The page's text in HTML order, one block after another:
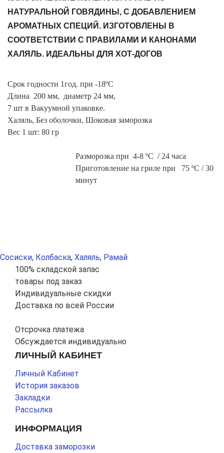
НАТУРАЛЬНОЙ ГОВЯДИНЫ, С ДОБАВЛЕНИЕМ
АРОМАТНЫХ СПЕЦИЙ. ИЗГОТОВЛЕНЫ В
СООТВЕТСТВИИ С ПРАВИЛАМИ И КАНОНАМИ
ХАЛЯЛЬ. ИДЕАЛЬНЫ ДЛЯ ХОТ-ДОГОВ
Срок годности 1год. при -18ºС
Длина 200 мм, диаметр 24 мм,
7 шт в Вакуумной упаковке.
Халяль, Без оболочки, Шоковая заморозка
Вес 1 шт: 80 гр
Разморозка при 4-8 ºС / 24 часа
Приготовление на гриле при 75 ºС / 30
минут
Сосиски, Колбаска, Халяль, Рамай
100% складской запас
товары под заказ
Индивидуальные скидки
Доставка по всей России
Отсрочка платежа
Обсуждается индивидуально
ЛИЧНЫЙ КАБИНЕТ
Личный Кабинет
История заказов
Закладки
Рассылка
ИНФОРМАЦИЯ
Доставка заморозки